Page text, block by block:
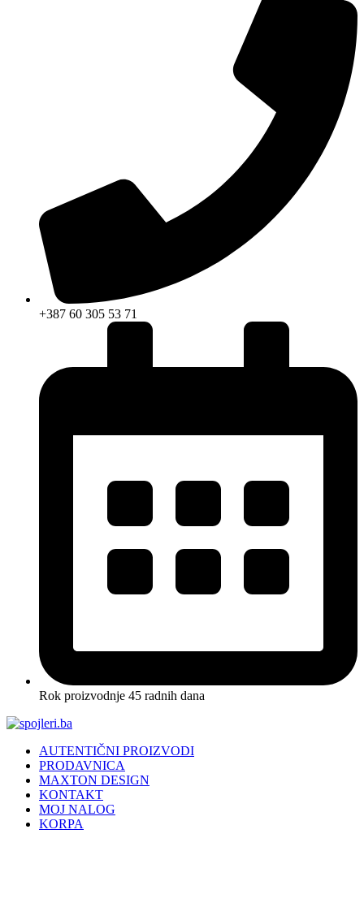
+387 60 305 53 71
Rok proizvodnje 45 radnih dana
AUTENTIČNI PROIZVODI
PRODAVNICA
MAXTON DESIGN
KONTAKT
MOJ NALOG
KORPA